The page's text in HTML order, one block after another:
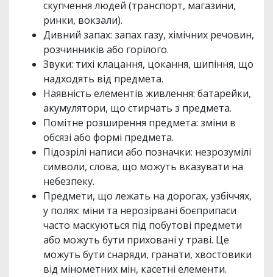
скупчення людей (транспорт, магазини,
ринки, вокзали).
Дивний запах: запах газу, хімічних речовин,
розчинників або горілого.
Звуки: тихі клацання, цокання, шипіння, що
надходять від предмета.
Наявність елементів живлення: батарейки,
акумулятори, що стирчать з предмета.
Помітне розширення предмета: зміни в
обсязі або формі предмета.
Підозрілі написи або позначки: незрозумілі
символи, слова, що можуть вказувати на
небезпеку.
Предмети, що лежать на дорогах, узбіччях,
у полях: міни та нерозірвані боєприпаси
часто маскуються під побутові предмети
або можуть бути приховані у траві. Це
можуть бути снаряди, гранати, хвостовики
від мінометних мін, касетні елементи.